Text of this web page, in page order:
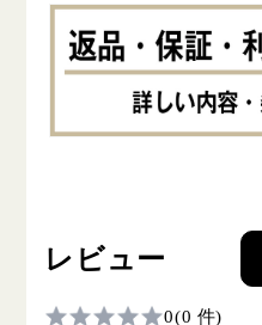
レビュー
0(0 件)